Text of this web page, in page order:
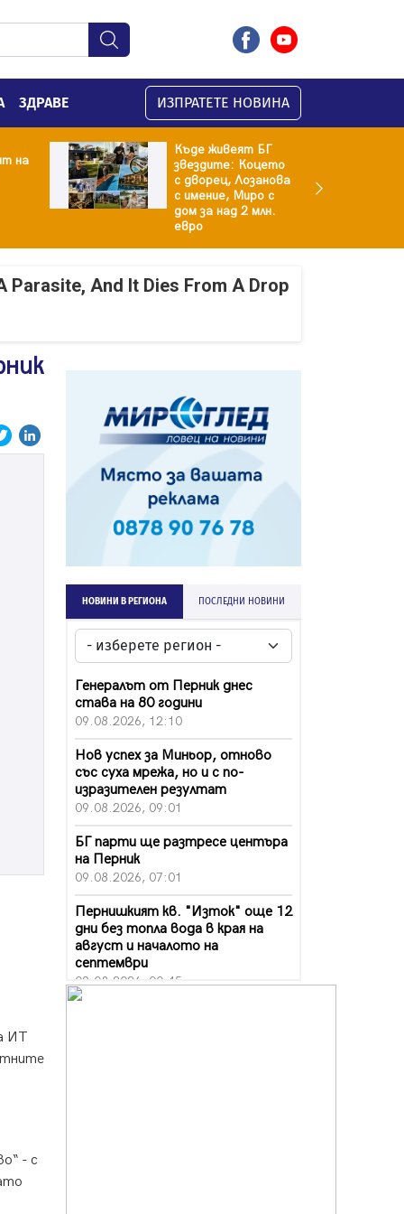
ЗДРАВЕ ИЗПРАТЕТЕ НОВИНА
на
Къде живеят БГ
звездите: Коцето
с дворец, Лозанова
с имение, Миро с
дом за над 2 млн.
евро
Parasite, And It Dies From A Drop
ИТ
- с
НОВИНИ В РЕГИОНА ПОСЛЕДНИ НОВИНИ
Генералът от Перник днес
става на 80 години
09.08.2026, 12:10
Нов успех за Миньор, отново
със суха мрежа, но и с по-
изразителен резултат
09.08.2026, 09:01
БГ парти ще разтресе центъра
на Перник
09.08.2026, 07:01
Пернишкият кв. "Изток" още 12
дни без топла вода в края на
август и началото на
септември
09.08.2026, 00:45